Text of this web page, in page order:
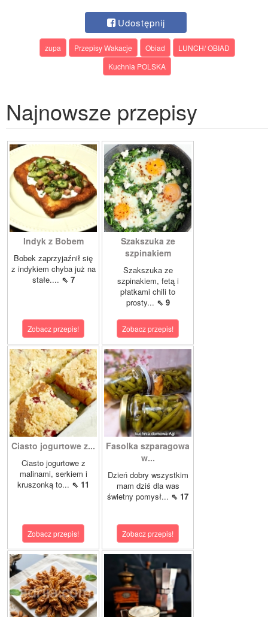
Udostępnij
zupa Przepisy Wakacje Obiad
LUNCH/ OBIAD
Kuchnia POLSKA
Najnowsze przepisy
Indyk z Bobem
Bobek zaprzyjaźnił się
z indykiem chyba już na
stałe.... ⇖ 7
Zobacz przepis!
Szakszuka ze
szpinakiem
Szakszuka ze
szpinakiem, fetą i
płatkami chili to
prosty... ⇖ 9
Zobacz przepis!
Ciasto jogurtowe z...
Ciasto jogurtowe z
malinami, serkiem i
kruszonką to... ⇖ 11
Zobacz przepis!
Fasolka szparagowa
w...
Dzień dobry wszystkim
mam dziś dla was
świetny pomysł... ⇖ 17
Zobacz przepis!